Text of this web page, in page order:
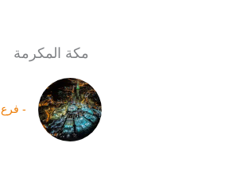
مكة المكرمة
- فرع